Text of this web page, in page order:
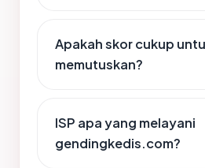
Apakah skor cukup
memutuskan?
ISP apa yang melayani
gendingkedis.com?